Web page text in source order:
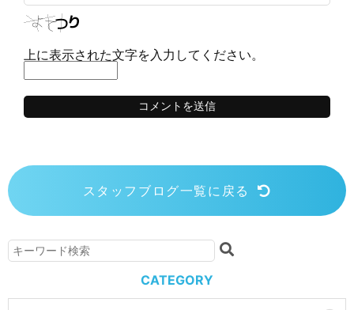
上に表示された文字を入力してください。
スタッフブログ一覧に戻る
CATEGORY